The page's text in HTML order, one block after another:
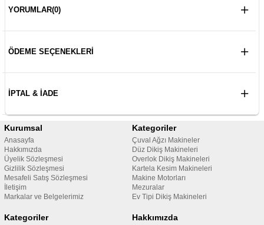
YORUMLAR(0)
ÖDEME SEÇENEKLERI
İPTAL & İADE
Kurumsal
Anasayfa
Hakkımızda
Üyelik Sözleşmesi
Gizlilik Sözleşmesi
Mesafeli Satış Sözleşmesi
İletişim
Markalar ve Belgelerimiz
Kategoriler
Çuval Ağzı Makineler
Düz Dikiş Makineleri
Overlok Dikiş Makineleri
Kartela Kesim Makineleri
Makine Motorları
Mezuralar
Ev Tipi Dikiş Makineleri
Kategoriler Hakkımızda